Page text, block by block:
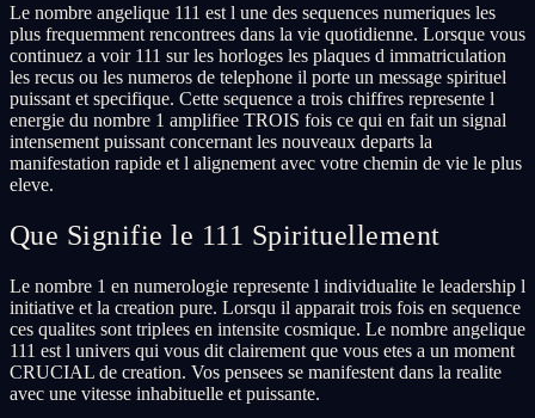
Le nombre angelique 111 est l une des sequences numeriques les
plus frequemment rencontrees dans la vie quotidienne. Lorsque vous
continuez a voir 111 sur les horloges les plaques d immatriculation
les recus ou les numeros de telephone il porte un message spirituel
puissant et specifique. Cette sequence a trois chiffres represente l
energie du nombre 1 amplifiee TROIS fois ce qui en fait un signal
intensement puissant concernant les nouveaux departs la
manifestation rapide et l alignement avec votre chemin de vie le plus
eleve.
Que Signifie le 111 Spirituellement
Le nombre 1 en numerologie represente l individualite le leadership l
initiative et la creation pure. Lorsqu il apparait trois fois en sequence
ces qualites sont triplees en intensite cosmique. Le nombre angelique
111 est l univers qui vous dit clairement que vous etes a un moment
CRUCIAL de creation. Vos pensees se manifestent dans la realite
avec une vitesse inhabituelle et puissante.